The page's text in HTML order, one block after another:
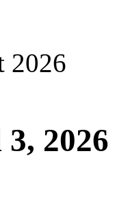
2026
2026